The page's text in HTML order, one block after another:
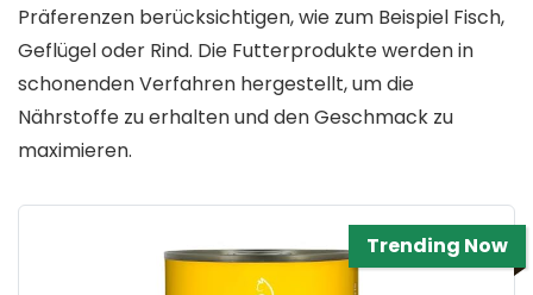
Präferenzen berücksichtigen, wie zum Beispiel Fisch,
Geflügel oder Rind. Die Futterprodukte werden in
schonenden Verfahren hergestellt, um die
Nährstoffe zu erhalten und den Geschmack zu
maximieren.
Trending Now